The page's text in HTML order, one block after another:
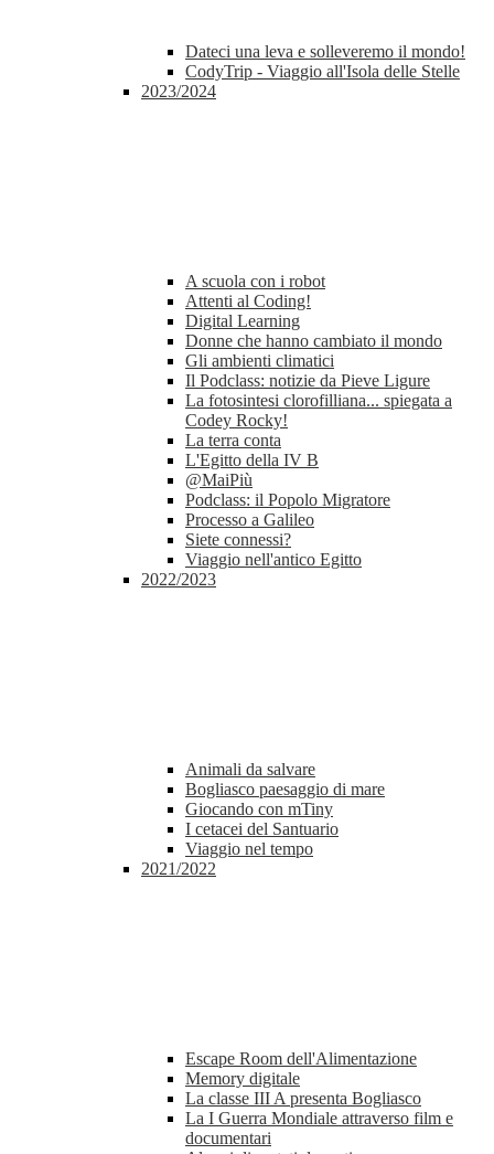
Dateci una leva e solleveremo il mondo!
CodyTrip - Viaggio all'Isola delle Stelle
2023/2024
A scuola con i robot
Attenti al Coding!
Digital Learning
Donne che hanno cambiato il mondo
Gli ambienti climatici
Il Podclass: notizie da Pieve Ligure
La fotosintesi clorofilliana... spiegata a
Codey Rocky!
La terra conta
L'Egitto della IV B
@MaiPiù
Podclass: il Popolo Migratore
Processo a Galileo
Siete connessi?
Viaggio nell'antico Egitto
2022/2023
Animali da salvare
Bogliasco paesaggio di mare
Giocando con mTiny
I cetacei del Santuario
Viaggio nel tempo
2021/2022
Escape Room dell'Alimentazione
Memory digitale
La classe III A presenta Bogliasco
La I Guerra Mondiale attraverso film e
documentari